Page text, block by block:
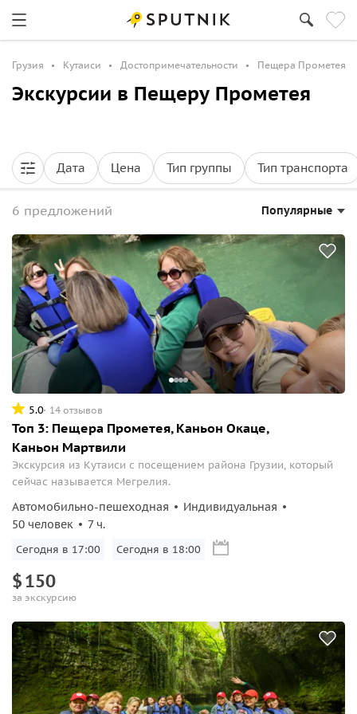
Грузия Кутаиси Достопримечательности Пещера Прометея
Экскурсии в Пещеру Прометея
Дата Цена Тип группы Тип транспорта
6 предложений Популярные
5.0 14 отзывов
Топ 3: Пещера Прометея, Каньон Окаце,
Каньон Мартвили
Экскурсия из Кутаиси с посещением района Грузии, который
сейчас называется Мегрелия.
Автомобильно-пешеходная
Индивидуальная
50 человек
7 ч.
Сегодня в 17:00 Сегодня в 18:00
$150
за экскурсию